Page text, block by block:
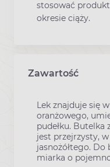
stosować
okresie ciąży.
Zawartość
Lek znajduje się
oranżowego,
pudełku. Butelka
jest przejrzysty,
jasnożółtego. Do
miarka o